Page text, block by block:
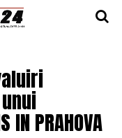
IN PRAHOVA